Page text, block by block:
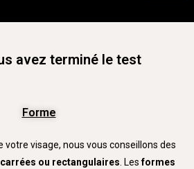
avez terminé le test
Forme
votre visage, nous vous conseillons des
carrées ou rectangulaires . Lesformes